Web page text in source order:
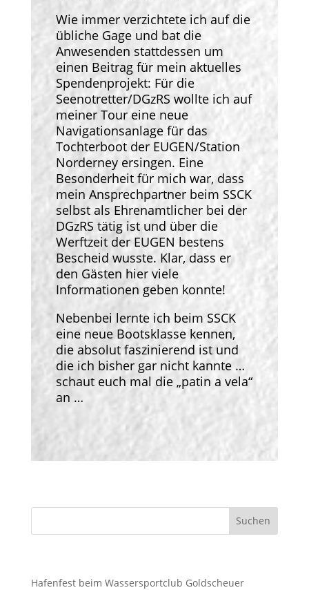
Wie immer verzichtete ich auf die
übliche Gage und bat die
Anwesenden stattdessen um
einen Beitrag für mein aktuelles
Spendenprojekt: Für die
Seenotretter/DGzRS wollte ich auf
meiner Tour eine neue
Navigationsanlage für das
Tochterboot der EUGEN/Station
Norderney ersingen. Eine
Besonderheit für mich war, dass
mein Ansprechpartner beim SSCK
selbst als Ehrenamtlicher bei der
DGzRS tätig ist und über die
Werftzeit der EUGEN bestens
Bescheid wusste. Klar, dass er
den Gästen hier viele
Informationen geben konnte!
Nebenbei lernte ich beim SSCK
eine neue Bootsklasse kennen,
die absolut faszinierend ist und
die ich bisher gar nicht kannte …
schaut euch mal die „patin a vela“
an …
Hafenfest beim Wassersportclub Goldscheuer